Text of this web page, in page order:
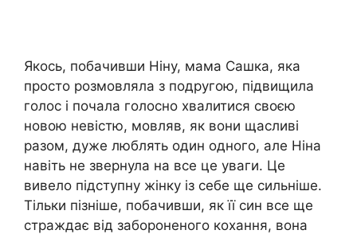
Якось, побачивши Ніну, мама Сашка, яка
просто розмовляла з подругою, підвищила
голос і почала голосно хвалитися своєю
новою невістю, мовляв, як вони щасливі
разом, дуже люблять один одного, але Ніна
навіть не звернула на все це уваги. Це
вивело підступну жінку із себе ще сильніше.
Тільки пізніше, побачивши, як її син все ще
страждає від забороненого кохання, вона